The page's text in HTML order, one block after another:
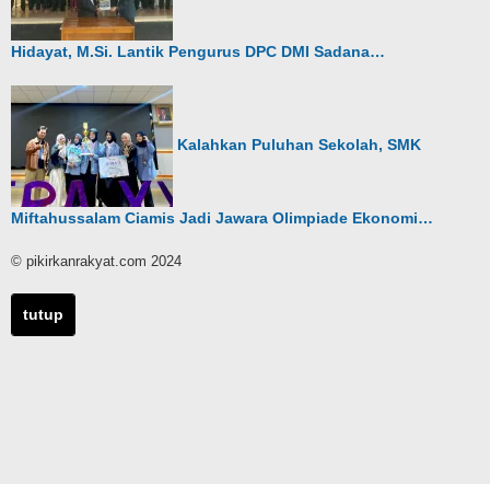
Hidayat, M.Si. Lantik Pengurus DPC DMI Sadana…
Kalahkan Puluhan Sekolah, SMK
Miftahussalam Ciamis Jadi Jawara Olimpiade Ekonomi…
© pikirkanrakyat.com 2024
tutup